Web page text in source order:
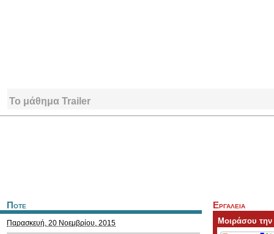
Το μάθημα Trailer
Ποτε
Παρασκευή, 20 Νοεμβρίου, 2015
Εργαλεια
Μοιράσου